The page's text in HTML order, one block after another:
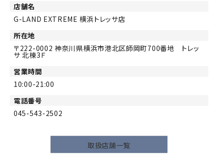
店舗名
G-LAND EXTREME 横浜トレッサ店
所在地
222-0002 神奈川県横浜市港北区師岡町700番地 トレッ
サ 北棟3Ｆ
営業時間
10:00-21:00
電話番号
045-543-2502
取扱店舗一覧